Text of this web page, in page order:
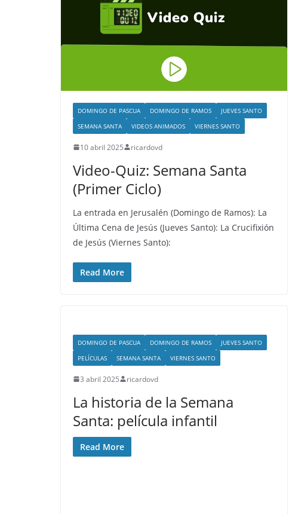
DOMINGO DE PASCUA DOMINGO DE RAMOS
JUEVES SANTO
SEMANA SANTA
VIDEOS ANIMADOS VIERNES SANTO
10 abril 2025 ricardovd
Video-Quiz: Semana Santa
(Primer Ciclo)
La entrada en Jerusalén (Domingo de Ramos): La
Última Cena de Jesús (Jueves Santo): La Crucifixión
de Jesús (Viernes Santo):
Read More
DOMINGO DE PASCUA DOMINGO DE RAMOS
JUEVES SANTO
PELÍCULAS
SEMANA SANTA VIERNES SANTO
3 abril 2025 ricardovd
La historia de la Semana
Santa: película infantil
Read More